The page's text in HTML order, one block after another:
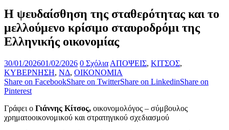
Η ψευδαίσθηση της σταθερότητας και το
μελλούμενο κρίσιμο σταυροδρόμι της
Ελληνικής οικονομίας
30/01/202601/02/2026 0 Σχόλια ΑΠΟΨΕΙΣ, ΚΙΤΣΟΣ,
ΚΥΒΕΡΝΗΣΗ, ΝΔ, ΟΙΚΟΝΟΜΙΑ
Share on FacebookShare on TwitterShare on LinkedinShare on
Pinterest
Γράφει ο Γιάννης Κίτσος, οικονομολόγος – σύμβουλος
χρηματοοικονομικού και στρατηγικού σχεδιασμού